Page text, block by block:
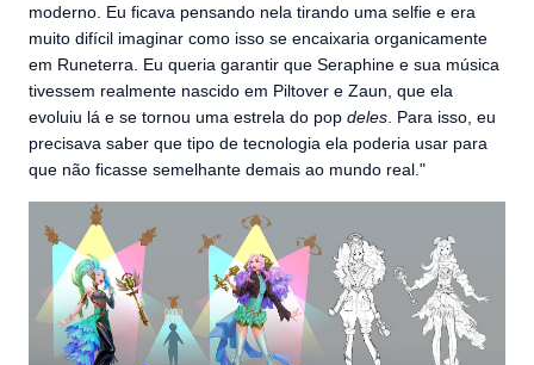
moderno. Eu ficava pensando nela tirando uma selfie e era
muito difícil imaginar como isso se encaixaria organicamente
em Runeterra. Eu queria garantir que Seraphine e sua música
tivessem realmente nascido em Piltover e Zaun, que ela
evoluiu lá e se tornou uma estrela do pop deles . Para isso, eu
precisava saber que tipo de tecnologia ela poderia usar para
que não ficasse semelhante demais ao mundo real."